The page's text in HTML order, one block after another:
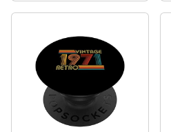
Intercambiable